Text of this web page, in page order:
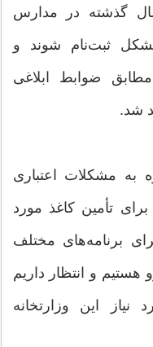
گذشته در مدارس
ثبت‌نام شوند و
ضوابط ابلاغی
شد.
به مشکلات اعتباری
تأمین کاغذ مورد
برنامه‌های مختلف
هستیم و انتظار داریم
این وزارتخانه